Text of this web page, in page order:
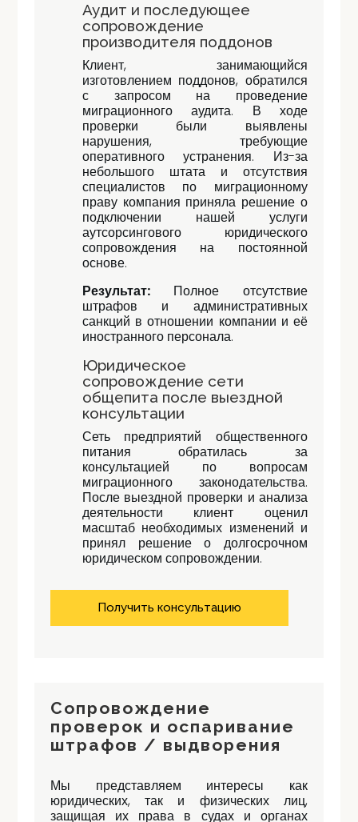
Аудит и последующее
сопровождение
производителя поддонов
Клиент, занимающийся
изготовлением поддонов, обратился
с запросом на проведение
миграционного аудита. В ходе
проверки были выявлены
нарушения, требующие
оперативного устранения. Из-за
небольшого штата и отсутствия
специалистов по миграционному
праву компания приняла решение о
подключении нашей услуги
аутсорсингового юридического
сопровождения на постоянной
основе.
Результат:Полное отсутствие
штрафов и административных
санкций в отношении компании и её
иностранного персонала.
Юридическое
сопровождение сети
общепита после выездной
консультации
Сеть предприятий общественного
питания обратилась за
консультацией по вопросам
миграционного законодательства.
После выездной проверки и анализа
деятельности клиент оценил
масштаб необходимых изменений и
принял решение о долгосрочном
юридическом сопровождении.
Получить консультацию
Сопровождение
проверок и оспаривание
штрафов / выдворения
Мы представляем интересы как
юридических, так и физических лиц,
защищая их права в судах и органах